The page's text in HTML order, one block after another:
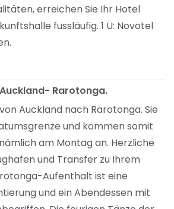
erreichen Sie Ihr Hotel
fussläufig. 1 Ü: Novotel
Rarotonga.
Auckland nach Rarotonga. Sie
und kommen somit
am Montag an. Herzliche
und Transfer zu Ihrem
Aufenthalt ist eine
und ein Abendessen mit